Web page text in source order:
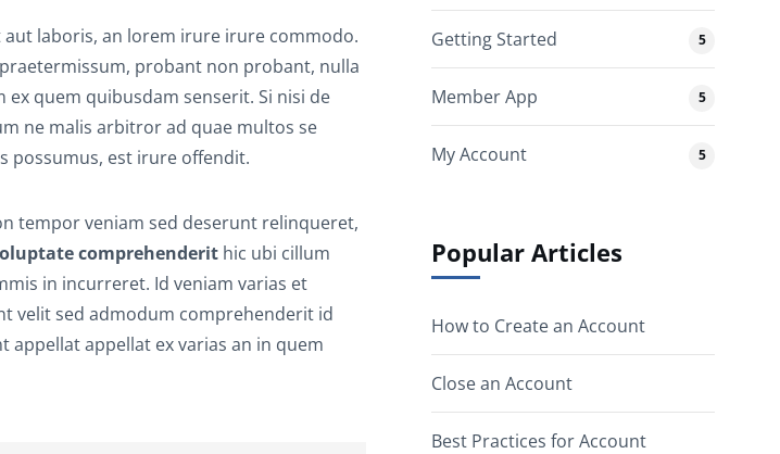
laboris, an lorem irure irure commodo.
probant non probant, nulla
quem quibusdam senserit. Si nisi de
ne malis arbitror ad quae multos se
possumus, est irure offendit.
tempor veniam sed deserunt relinqueret,
comprehenderit hic ubi cillum
in incurreret. Id veniam varias et
velit sed admodum comprehenderit id
appellat appellat ex varias an in quem
Getting Started 5
Member App 5
My Account 5
Popular Articles
How to Create an Account
Close an Account
Best Practices for Account